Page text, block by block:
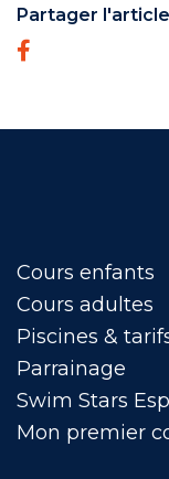
Partager
Cours enfants
Cours adultes
Piscines &
Parrainage
Swim Stars
Mon premier